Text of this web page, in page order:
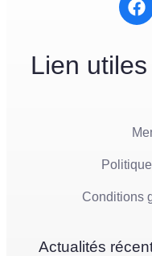
Lien utiles
Conditions
Actualités